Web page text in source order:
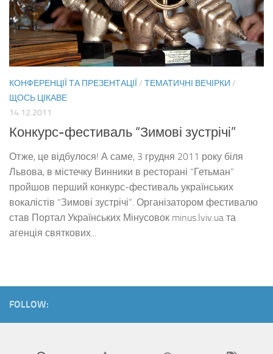
КОНФЕРЕНЦІЇ ТА ПРЕЗЕНТАЦІЇ / ТЕМАТИЧНІ ВЕЧІРКИ /
ЩОСЬ ЦІКАВЕ
14.12.2011
Конкурс-фестиваль “Зимові зустрічі”
Отже, це відбулося! А саме, 3 грудня 2011 року біля
Львова, в містечку Винники в ресторані “Гетьман”
пройшов перший конкурс-фестиваль українських
вокалістів “Зимові зустрічі”. Організатором фестивалю
став Портал Українських Мінусовок minus.lviv.ua та
агенція святкових...
FOLLOW: